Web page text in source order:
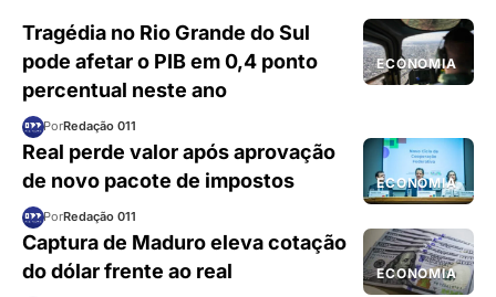
ECONOMIA
Tragédia no Rio Grande do Sul
pode afetar o PIB em 0,4 ponto
percentual neste ano
PorRedação 011
ECONOMIA
Real perde valor após aprovação
de novo pacote de impostos
PorRedação 011
ECONOMIA
Captura de Maduro eleva cotação
do dólar frente ao real